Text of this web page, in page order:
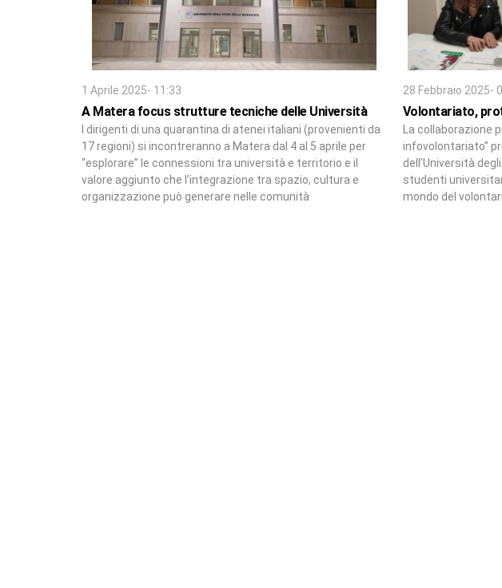
1 Aprile 2025- 11:33
A Matera focus strutture tecniche delle Università
I dirigenti di una quarantina di atenei italiani (provenienti da
17 regioni) si incontreranno a Matera dal 4 al 5 aprile per
“esplorare” le connessioni tra università e territorio e il
valore aggiunto che l’integrazione tra spazio, cultura e
organizzazione può generare nelle comunità
28 Febbraio 2025-
Volontariato,
La collaborazione
infovolontariato”
dell’Università
studenti
mondo del